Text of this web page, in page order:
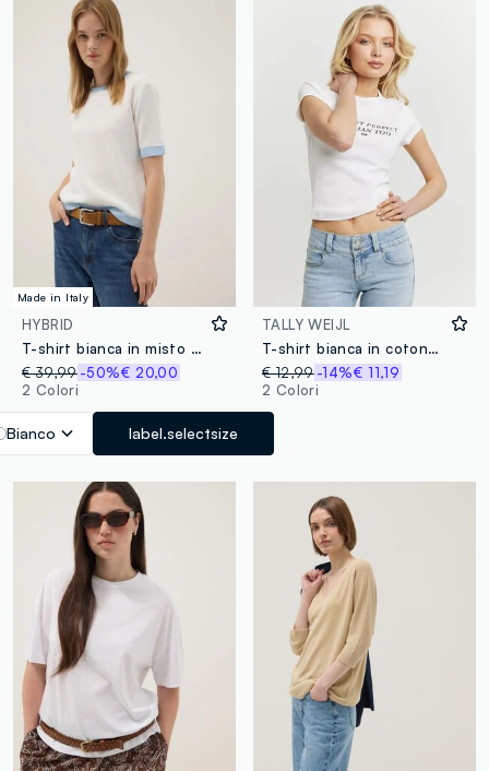
Made in Italy
HYBRID
T-shirt bianca in misto viscosa con profili azzurri
€ 39,99-50%€ 20,00
2 Colori
Bianco label.selectsize
TALLY WEIJL
T-shirt bianca in cotone elasticizzato a maniche corte con scritta
€ 12,99 -14%€ 11,19
2 Colori